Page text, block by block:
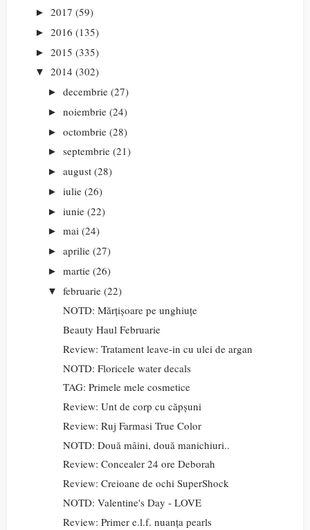
► 2017 (59)
► 2016 (135)
► 2015 (335)
▼ 2014 (302)
► decembrie (27)
► noiembrie (24)
► octombrie (28)
► septembrie (21)
► august (28)
► iulie (26)
► iunie (22)
► mai (24)
► aprilie (27)
► martie (26)
▼ februarie (22)
NOTD: Mărțișoare pe unghiuțe
Beauty Haul Februarie
Review: Tratament leave-in cu ulei de argan
NOTD: Floricele water decals
TAG: Primele mele cosmetice
Review: Unt de corp cu căpșuni
Review: Ruj Farmasi True Color
NOTD: Două mâini, două manichiuri..
Review: Concealer 24 ore Deborah
Review: Creioane de ochi SuperShock
NOTD: Valentine's Day - LOVE
Review: Primer e.l.f. nuanța pearls